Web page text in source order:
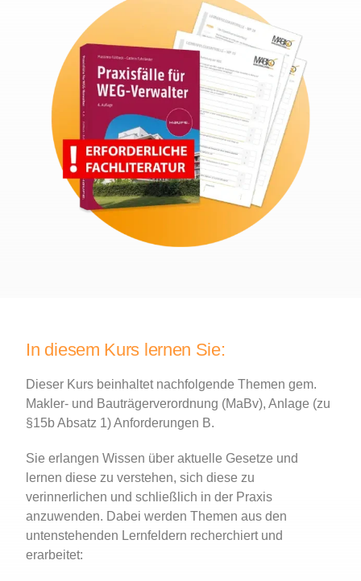
In diesem Kurs lernen Sie:
Dieser Kurs beinhaltet nachfolgende Themen gem.
Makler- und Bauträgerverordnung (MaBv), Anlage (zu
§15b Absatz 1) Anforderungen B.
Sie erlangen Wissen über aktuelle Gesetze und
lernen diese zu verstehen, sich diese zu
verinnerlichen und schließlich in der Praxis
anzuwenden. Dabei werden Themen aus den
untenstehenden Lernfeldern recherchiert und
erarbeitet: